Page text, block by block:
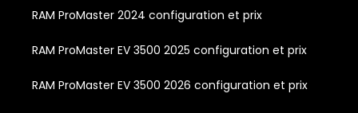
RAM ProMaster 2024 configuration et prix
RAM ProMaster EV 3500 2025 configuration et prix
RAM ProMaster EV 3500 2026 configuration et prix